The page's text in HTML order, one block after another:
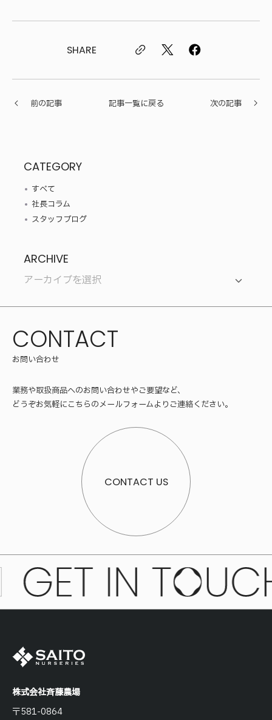
SHARE
前の記事 記事一覧に戻る 次の記事
CATEGORY
すべて
社長コラム
スタッフブログ
ARCHIVE
お問い合わせ
CONTACT
業務や取扱商品へのお問い合わせやご要望など、
どうぞお気軽にこちらのメールフォームよりご連絡ください。
CONTACT US
株式会社斉藤農場
〒581-0864